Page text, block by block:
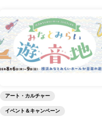
アート・カルチャー
イベント＆キャンペーン